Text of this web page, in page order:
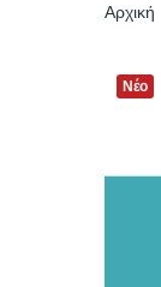
Αρχική
Νέο